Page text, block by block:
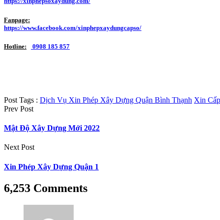
Fanpage:
https://www.facebook.com/xinphepxaydungcapso/
Hotline: 0908 185 857
Post Tags : Dịch Vụ Xin Phép Xây Dựng Quận Bình Thạnh Xin
Prev Post
Mật Độ Xây Dựng Mới 2022
Next Post
Xin Phép Xây Dựng Quận 1
6,253 Comments